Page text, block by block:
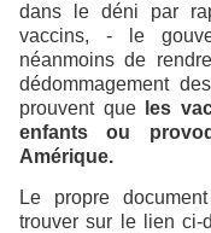
dans le déni par
vaccins, - le
néanmoins de
dédommagement
prouvent que
les
enfants ou
Amérique.
Le propre
trouver sur le lien ci-